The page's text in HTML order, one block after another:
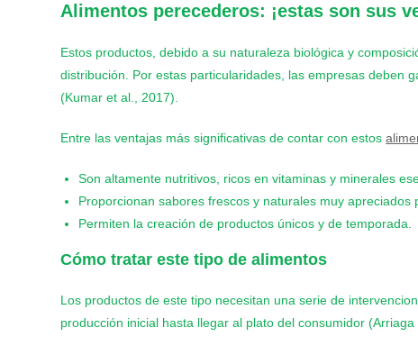
Alimentos perecederos: ¡estas son sus
Estos productos, debido a su naturaleza biológica y
distribución. Por estas particularidades, las empresas deben
(Kumar et al., 2017).
Entre las ventajas más significativas de contar con estos
Son altamente nutritivos, ricos en vitaminas y minerales
Proporcionan sabores frescos y naturales muy apreciados
Permiten la creación de productos únicos y de temporada.
Cómo tratar este tipo de alimentos
Los productos de este tipo necesitan una serie de
producción inicial hasta llegar al plato del consumidor